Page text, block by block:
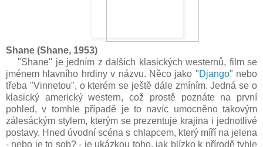
Shane (Shane, 1953)
"Shane" je jedním z dalších klasických westernů, film se
jménem hlavního hrdiny v názvu. Něco jako "Django" nebo
třeba "Vinnetou", o kterém se ještě dále zmíním. Jedná se o
klasický americký western, což prostě poznáte na první
pohled, v tomhle případě je to navíc umocněno takovým
zálesáckým stylem, kterým se prezentuje krajina i jednotlivé
postavy. Hned úvodní scéna s chlapcem, který míří na jelena
- nebo je to sob? - je ukázkou toho, jak blízko k přírodě tyhle